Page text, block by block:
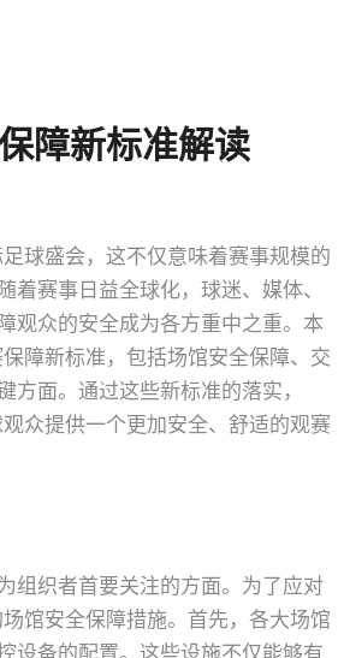
障新标准解读
球盛会，这不仅意味着赛事规模的
赛事日益全球化，球迷、媒体、
观众的安全成为各方重中之重。本
障新标准，包括场馆安全保障、交
面。通过这些新标准的落实，
众提供一个更加安全、舒适的观赛
组织者首要关注的方面。为了应对
馆安全保障措施。首先，各大场馆